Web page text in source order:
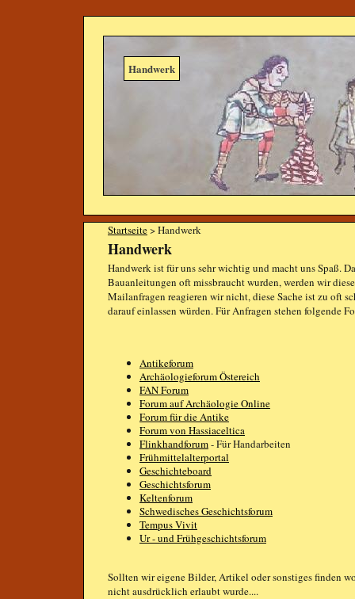
Handwerk
Startseite> Handwerk
Handwerk
Handwerk ist für uns sehr wichtig und macht uns Spaß.
Bauanleitungen oft missbraucht wurden, werden wir
Mailanfragen reagieren wir nicht, diese Sache ist zu oft
darauf einlassen würden. Für Anfragen stehen folgende
Antikeforum
Archäologieforum Östereich
FAN Forum
Forum auf Archäologie Online
Forum für die Antike
Forum von Hassiaceltica
Flinkhandforum- Für Handarbeiten
Frühmittelalterportal
Geschichteboard
Geschichtsforum
Keltenforum
Schwedisches Geschichtsforum
Tempus Vivit
Ur - und Frühgeschichtsforum
Sollten wir eigene Bilder, Artikel oder sonstiges finden
nicht ausdrücklich erlaubt wurde....